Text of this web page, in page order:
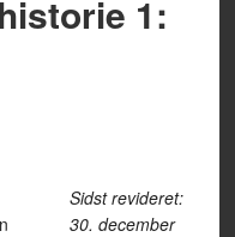
1:
Sidst revideret:
30. december